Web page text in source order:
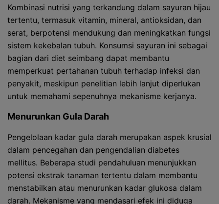
Kombinasi nutrisi yang terkandung dalam sayuran hijau
tertentu, termasuk vitamin, mineral, antioksidan, dan
serat, berpotensi mendukung dan meningkatkan fungsi
sistem kekebalan tubuh. Konsumsi sayuran ini sebagai
bagian dari diet seimbang dapat membantu
memperkuat pertahanan tubuh terhadap infeksi dan
penyakit, meskipun penelitian lebih lanjut diperlukan
untuk memahami sepenuhnya mekanisme kerjanya.
Menurunkan Gula Darah
Pengelolaan kadar gula darah merupakan aspek krusial
dalam pencegahan dan pengendalian diabetes
mellitus. Beberapa studi pendahuluan menunjukkan
potensi ekstrak tanaman tertentu dalam membantu
menstabilkan atau menurunkan kadar glukosa dalam
darah. Mekanisme yang mendasari efek ini diduga